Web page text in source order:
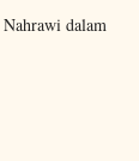
dalam